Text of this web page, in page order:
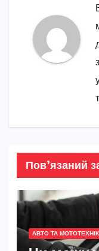
Пов’язаний
АВТО ТА